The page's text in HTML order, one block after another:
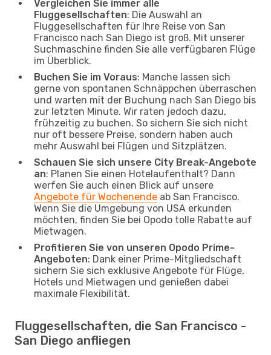
Vergleichen Sie immer alle
Fluggesellschaften: Die Auswahl an
Fluggesellschaften für Ihre Reise von San
Francisco nach San Diego ist groß. Mit unserer
Suchmaschine finden Sie alle verfügbaren Flüge
im Überblick.
Buchen Sie im Voraus: Manche lassen sich
gerne von spontanen Schnäppchen überraschen
und warten mit der Buchung nach San Diego bis
zur letzten Minute. Wir raten jedoch dazu,
frühzeitig zu buchen. So sichern Sie sich nicht
nur oft bessere Preise, sondern haben auch
mehr Auswahl bei Flügen und Sitzplätzen.
Schauen Sie sich unsere City Break-Angebote
an: Planen Sie einen Hotelaufenthalt? Dann
werfen Sie auch einen Blick auf unsere
Angebote für Wochenende ab San Francisco.
Wenn Sie die Umgebung von USA erkunden
möchten, finden Sie bei Opodo tolle Rabatte auf
Mietwagen.
Profitieren Sie von unseren Opodo Prime-
Angeboten: Dank einer Prime-Mitgliedschaft
sichern Sie sich exklusive Angebote für Flüge,
Hotels und Mietwagen und genießen dabei
maximale Flexibilität.
Fluggesellschaften, die San Francisco -
San Diego anfliegen